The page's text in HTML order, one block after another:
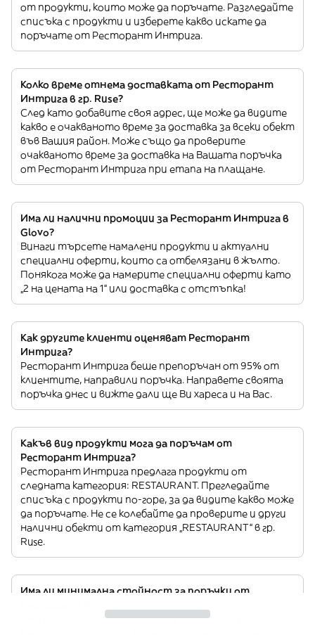
от продукти, които може да поръчате. Разгледайте
списъка с продукти и изберете какво искате да
поръчате от Ресторант Интрига.
Колко време отнема доставката от Ресторант
Интрига в гр. Ruse?
След като добавите своя адрес, ще може да видите
какво е очакваното време за доставка за всеки обект
във Вашия район. Може също да проверите
очакваното време за доставка на Вашата поръчка
от Ресторант Интрига при етапа на плащане.
Има ли налични промоции за Ресторант Интрига в
Glovo?
Винаги търсете намалени продукти и актуални
специални оферти, които са отбелязани в жълто.
Понякога може да намерите специални оферти като
„2 на цената на 1“ или доставка с отстъпка!
Как другите клиенти оценяват Ресторант
Интрига?
Ресторант Интрига беше препоръчан от 95% от
клиентите, направили поръчка. Направете своята
поръчка днес и вижте дали ще Ви хареса и на Вас.
Какъв вид продукти мога да поръчам от
Ресторант Интрига?
Ресторант Интрига предлага продукти от
следната категория: RESTAURANT. Прегледайте
списъка с продукти по-горе, за да видите какво може
да поръчате. Не се колебайте да проверите и други
налични обекти от категория „RESTAURANT“ в гр.
Ruse.
Има ли минимална стойност за поръчки от
Има минимално количество за поръчки от